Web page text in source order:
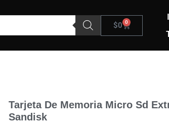
$0 0
Carrito
Tarjeta De Memoria Micro Sd
Sandisk